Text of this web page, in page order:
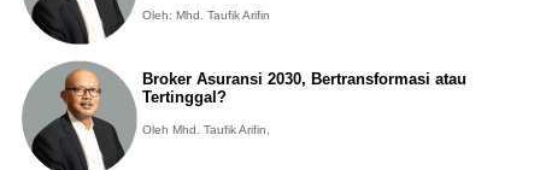
Oleh: Mhd. Taufik Arifin
Broker Asuransi 2030, Bertransformasi atau
Tertinggal?
Oleh Mhd. Taufik Arifin,